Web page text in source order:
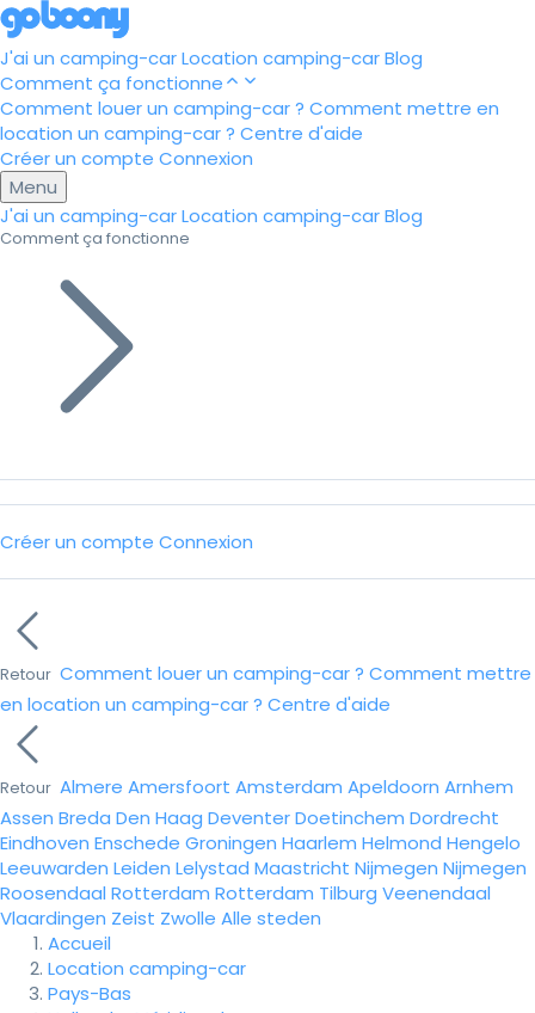
J'ai un camping-carLocation camping-carBlog
Comment ça fonctionne
Comment louer un camping-car ? Comment mettre en
location un camping-car ? Centre d'aide
Créer un compte Connexion
Menu
J'ai un camping-carLocation camping-carBlog
Comment ça fonctionne
Créer un compte Connexion
Retour Comment louer un camping-car ? Comment mettre
en location un camping-car ? Centre d'aide
Retour Almere Amersfoort Amsterdam Apeldoorn Arnhem
Assen Breda Den Haag DeventerDoetinchem Dordrecht
Eindhoven Enschede Groningen Haarlem Helmond Hengelo
Leeuwarden Leiden Lelystad Maastricht Nijmegen Nijmegen
Roosendaal Rotterdam Rotterdam Tilburg Veenendaal
Vlaardingen Zeist Zwolle Alle steden
Accueil
Location camping-car
Pays-Bas